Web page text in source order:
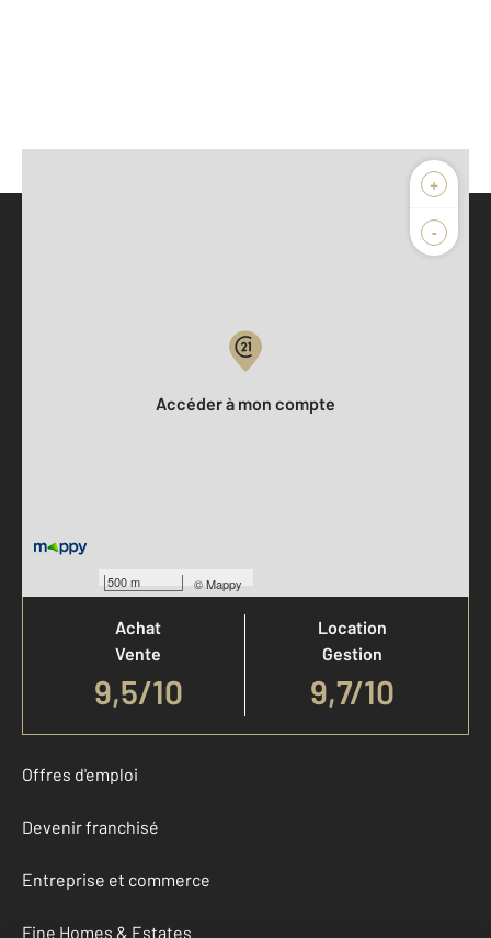
+
-
500 m ©Mappy
Accéder à mon compte
Votre agence est notée
Achat
Vente
9,5/10
Location
Gestion
9,7/10
Offres d'emploi
Devenir franchisé
Entreprise et commerce
Fine Homes & Estates